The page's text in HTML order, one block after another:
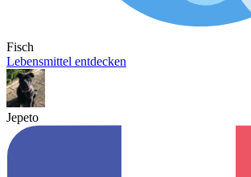
Fisch
Lebensmittel entdecken
Jepeto